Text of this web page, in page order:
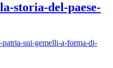
storia-del-paese-